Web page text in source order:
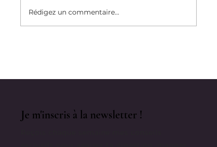
Rédigez un commentaire...
Je m'inscris à la newsletter !